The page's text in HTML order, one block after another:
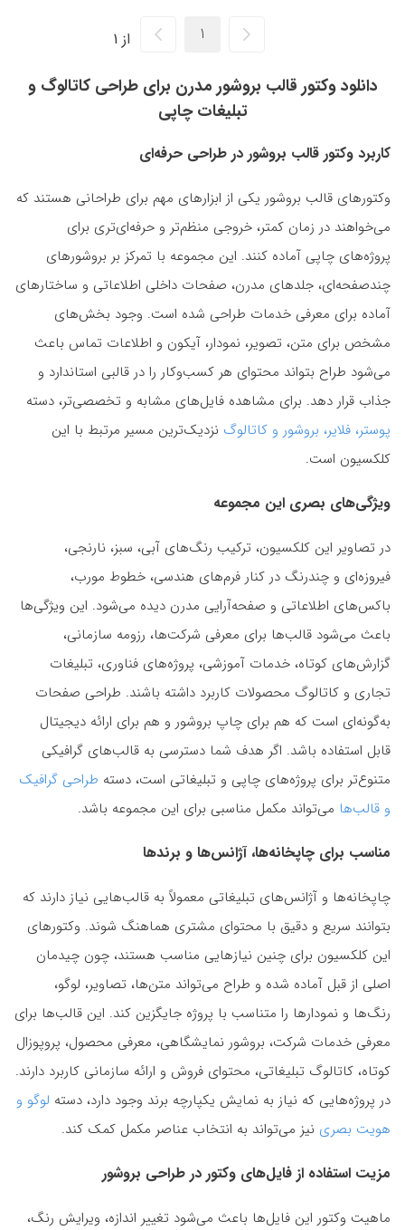
از 1
دانلود وکتور قالب بروشور مدرن برای طراحی کاتالوگ و
تبلیغات چاپی
کاربرد وکتور قالب بروشور در طراحی حرفه‌ای
وکتورهای قالب بروشور یکی از ابزارهای مهم برای طراحانی هستند که
می‌خواهند در زمان کمتر، خروجی منظم‌تر و حرفه‌ای‌تری برای
پروژه‌های چاپی آماده کنند. این مجموعه با تمرکز بر بروشورهای
چندصفحه‌ای، جلدهای مدرن، صفحات داخلی اطلاعاتی و ساختارهای
آماده برای معرفی خدمات طراحی شده است. وجود بخش‌های
مشخص برای متن، تصویر، نمودار، آیکون و اطلاعات تماس باعث
می‌شود طراح بتواند محتوای هر کسب‌وکار را در قالبی استاندارد و
جذاب قرار دهد. برای مشاهده فایل‌های مشابه و تخصصی‌تر، دسته
پوستر، فلایر، بروشور و کاتالوگ نزدیک‌ترین مسیر مرتبط با این
کلکسیون است.
ویژگی‌های بصری این مجموعه
در تصاویر این کلکسیون، ترکیب رنگ‌های آبی، سبز، نارنجی،
فیروزه‌ای و چندرنگ در کنار فرم‌های هندسی، خطوط مورب،
باکس‌های اطلاعاتی و صفحه‌آرایی مدرن دیده می‌شود. این ویژگی‌ها
باعث می‌شود قالب‌ها برای معرفی شرکت‌ها، رزومه سازمانی،
گزارش‌های کوتاه، خدمات آموزشی، پروژه‌های فناوری، تبلیغات
تجاری و کاتالوگ محصولات کاربرد داشته باشند. طراحی صفحات
به‌گونه‌ای است که هم برای چاپ بروشور و هم برای ارائه دیجیتال
قابل استفاده باشد. اگر هدف شما دسترسی به قالب‌های گرافیکی
متنوع‌تر برای پروژه‌های چاپی و تبلیغاتی است، دسته طراحی گرافیک
و قالب‌ها می‌تواند مکمل مناسبی برای این مجموعه باشد.
مناسب برای چاپخانه‌ها، آژانس‌ها و برندها
چاپخانه‌ها و آژانس‌های تبلیغاتی معمولاً به قالب‌هایی نیاز دارند که
بتوانند سریع و دقیق با محتوای مشتری هماهنگ شوند. وکتورهای
این کلکسیون برای چنین نیازهایی مناسب هستند، چون چیدمان
اصلی از قبل آماده شده و طراح می‌تواند متن‌ها، تصاویر، لوگو،
رنگ‌ها و نمودارها را متناسب با پروژه جایگزین کند. این قالب‌ها برای
معرفی خدمات شرکت، بروشور نمایشگاهی، معرفی محصول، پروپوزال
کوتاه، کاتالوگ تبلیغاتی، محتوای فروش و ارائه سازمانی کاربرد دارند.
در پروژه‌هایی که نیاز به نمایش یکپارچه برند وجود دارد، دسته لوگو و
هویت بصری نیز می‌تواند به انتخاب عناصر مکمل کمک کند.
مزیت استفاده از فایل‌های وکتور در طراحی بروشور
ماهیت وکتور این فایل‌ها باعث می‌شود تغییر اندازه، ویرایش رنگ،